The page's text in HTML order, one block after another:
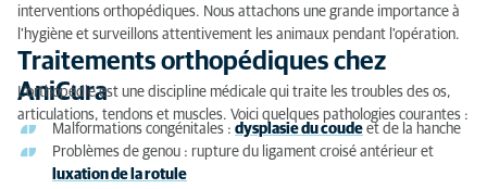
interventions orthopédiques. Nous attachons une grande importance à
l'hygiène et surveillons attentivement les animaux pendant l'opération.
Traitements orthopédiques chez
AniCura
L'orthopédie est une discipline médicale qui traite les troubles des os,
articulations, tendons et muscles. Voici quelques pathologies courantes :
Malformations congénitales : dysplasie du coude et de la hanche
Problèmes de genou : rupture du ligament croisé antérieur et
luxation de la rotule